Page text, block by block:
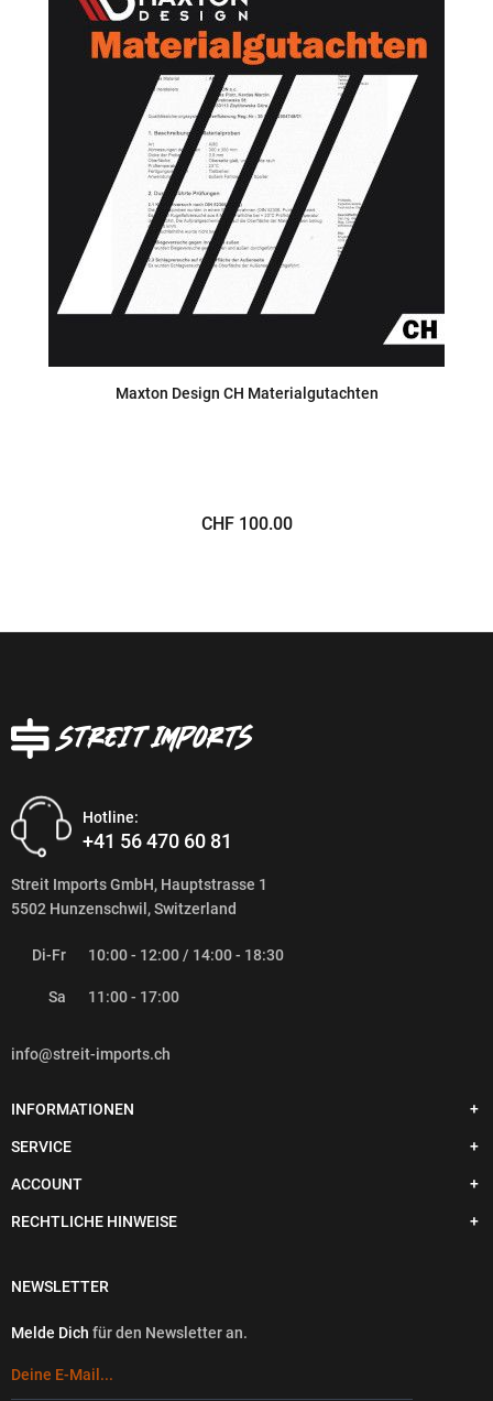
Maxton Design CH Materialgutachten
CHF 100.00
Hotline:
+41 56 470 60 81
Streit Imports GmbH, Hauptstrasse 1
5502 Hunzenschwil, Switzerland
Di-Fr 10:00 - 12:00 / 14:00 - 18:30
Sa 11:00 - 17:00
info@streit-imports.ch
INFORMATIONEN
SERVICE
ACCOUNT
RECHTLICHE HINWEISE
NEWSLETTER
Melde Dich für den Newsletter an.